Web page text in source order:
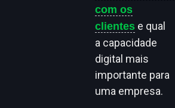
com os
clientes e qual
a capacidade
digital mais
importante para
uma empresa.